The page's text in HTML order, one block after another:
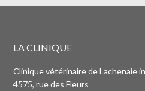
LA CLINIQUE
Clinique vétérinaire de Lachenaie
4575, rue des Fleurs